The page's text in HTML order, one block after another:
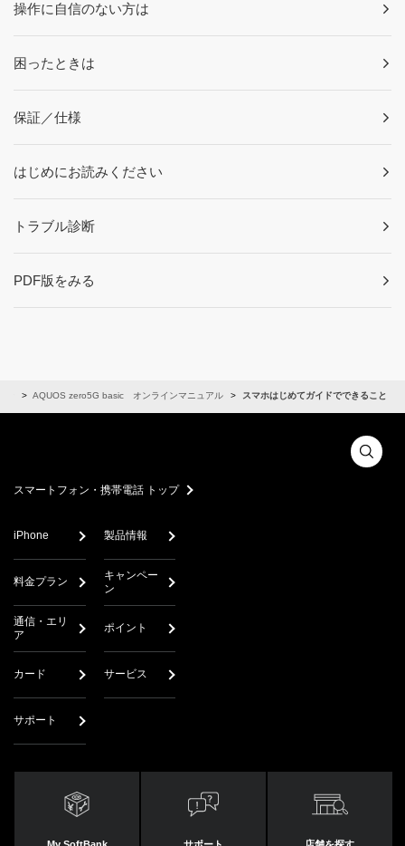
操作に自信のない方は
困ったときは
保証／仕様
はじめにお読みください
トラブル診断
PDF版をみる
AQUOS zero5G basic オンラインマニュアル スマホはじめてガイドでできること
スマートフォン・携帯電話 トップ
iPhone 製品情報
料金プラン
キャンペー
ン
通信・エリ
ア
ポイント
カード サービス
サポート